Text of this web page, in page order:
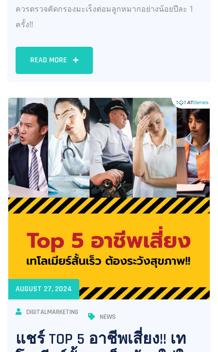
ควรตรวจคัดกรองมะเร็งต่อมลูกหมากอย่างน้อยปีละ 1
ครั้ง!!
READ MORE
AUGUST 27, 2024
DIGITALMARKETING
NEWS
แชร์ TOP 5 อาชีพเสี่ยง!! เท